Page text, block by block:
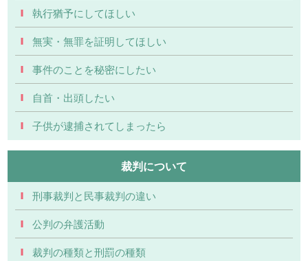
執行猶予にしてほしい
無実・無罪を証明してほしい
事件のことを秘密にしたい
自首・出頭したい
子供が逮捕されてしまったら
裁判について
刑事裁判と民事裁判の違い
公判の弁護活動
裁判の種類と刑罰の種類